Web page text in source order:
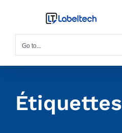
Go to...
Étiquettes